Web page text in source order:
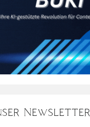
Newsletter